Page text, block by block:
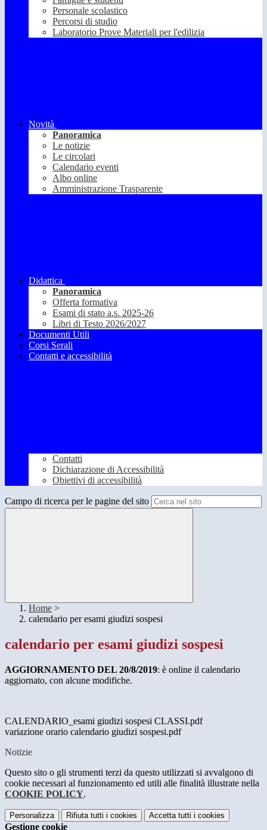
Personale scolastico
Percorsi di studio
Laboratorio Prove Materiali per l'edilizia
Novità
Panoramica
Le notizie
Le circolari
Calendario eventi
Albo online
Amministrazione Trasparente
Didattica
Panoramica
Offerta formativa
Esami di stato a.s. 2025-26
Libri di Testo 2026/2027
Documenti Utili
Corsi Serali
Contatti e accessibilità
Contatti
Dichiarazione di Accessibilità
Obiettivi di accessibilità
Campo di ricerca per le pagine del sito
Home >
calendario per esami giudizi sospesi
calendario per esami giudizi sospesi
AGGIORNAMENTO DEL 20/8/2019: è online il calendario
aggiornato, con alcune modifiche.
CALENDARIO_esami giudizi sospesi CLASSI.pdf
variazione orario calendario giudizi sospesi.pdf
Notizie
Questo sito o gli strumenti terzi da questo utilizzati si avvalgono di
cookie necessari al funzionamento ed utili alle finalità illustrate nella
COOKIE POLICY.
Personalizza Rifiuta tutti i cookies Accetta tutti i cookies
Gestione cookie